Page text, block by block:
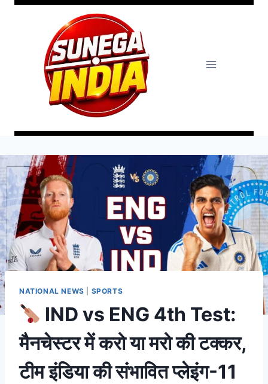
NATIONAL NEWS SPORTS
IND vs ENG 4th Test:
मैनचेस्टर में करो या मरो की टक्कर,
टीम इंडिया की संभावित प्लेइंग-11